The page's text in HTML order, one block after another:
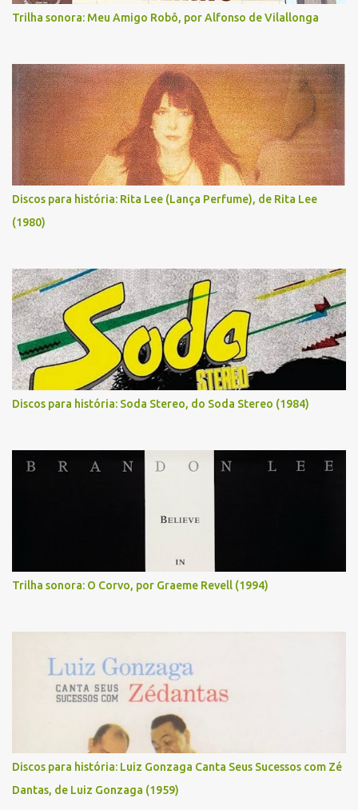
Trilha sonora: Meu Amigo Robô, por Alfonso de Vilallonga
Discos para história: Rita Lee (Lança Perfume), de Rita Lee
(1980)
Discos para história: Soda Stereo, do Soda Stereo (1984)
Trilha sonora: O Corvo, por Graeme Revell (1994)
Discos para história: Luiz Gonzaga Canta Seus Sucessos com Zé
Dantas, de Luiz Gonzaga (1959)